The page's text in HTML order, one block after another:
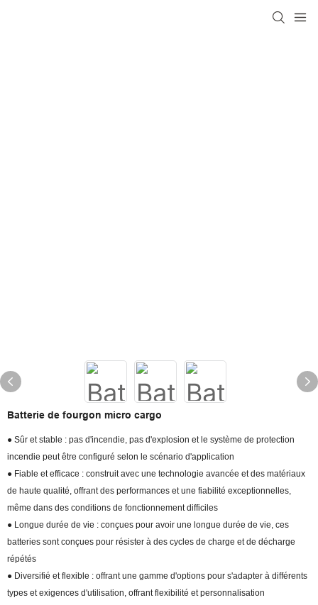
Batterie de fourgon micro cargo
● Sûr et stable : pas d'incendie, pas d'explosion et le système de protection
incendie peut être configuré selon le scénario d'application
● Fiable et efficace : construit avec une technologie avancée et des matériaux
de haute qualité, offrant des performances et une fiabilité exceptionnelles,
même dans des conditions de fonctionnement difficiles
● Longue durée de vie : conçues pour avoir une longue durée de vie, ces
batteries sont conçues pour résister à des cycles de charge et de décharge
répétés
● Diversifié et flexible : offrant une gamme d'options pour s'adapter à différents
types et exigences d'utilisation, offrant flexibilité et personnalisation